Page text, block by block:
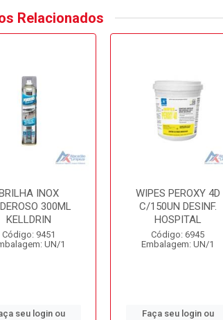
Relacionados
INOX
300ML
KELLDRIN
Código: 9451
UN/1
seu login ou
WIPES PEROXY 4D
C/150UN DESINF.
HOSPITAL
Código: 6945
Embalagem: UN/1
Faça seu login ou